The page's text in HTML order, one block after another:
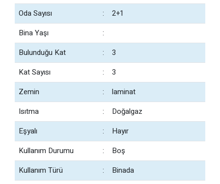
Oda Sayısı
:
2+1
Bina Yaşı
:
Bulunduğu Kat
:
3
Kat Sayısı
:
3
Zemin
:
laminat
Isıtma
:
Doğalgaz
Eşyalı
:
Hayır
Kullanım Durumu
:
Boş
Kullanım Türü
:
Binada